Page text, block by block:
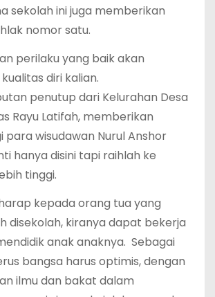
sekolah ini juga memberikan
nomor satu.
perilaku yang baik akan
diri kalian.
penutup dari Kelurahan Desa
Rayu Latifah, memberikan
para wisudawan Nurul Anshor
hanya disini tapi raihlah ke
tinggi.
kepada orang tua yang
disekolah, kiranya dapat bekerja
anak anaknya. Sebagai
bangsa harus optimis, dengan
ilmu dan bakat dalam